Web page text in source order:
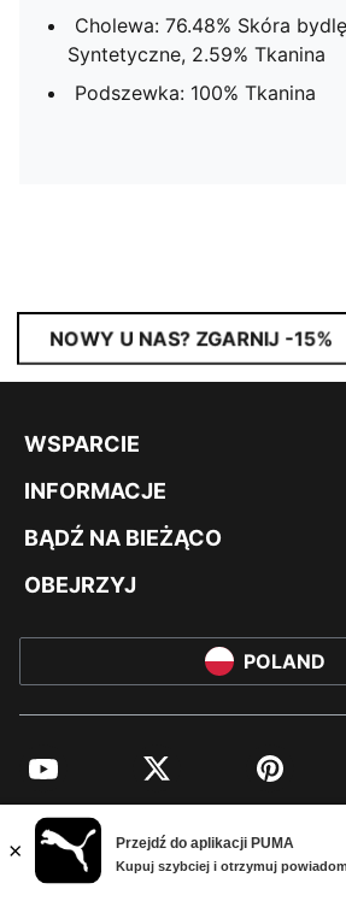
Cholewa: 76.48% Skóra
Syntetyczne, 2.59% Tkanina
Podszewka: 100% Tkanina
NOWY U NAS? ZGARNIJ -15%
WSPARCIE
INFORMACJE
BĄDŹ NA BIEŻĄCO
OBEJRZYJ
POLAND
YouTube Twitter Pinterest
© PUMA EUROPE GMBH, 2026.
NADRUK